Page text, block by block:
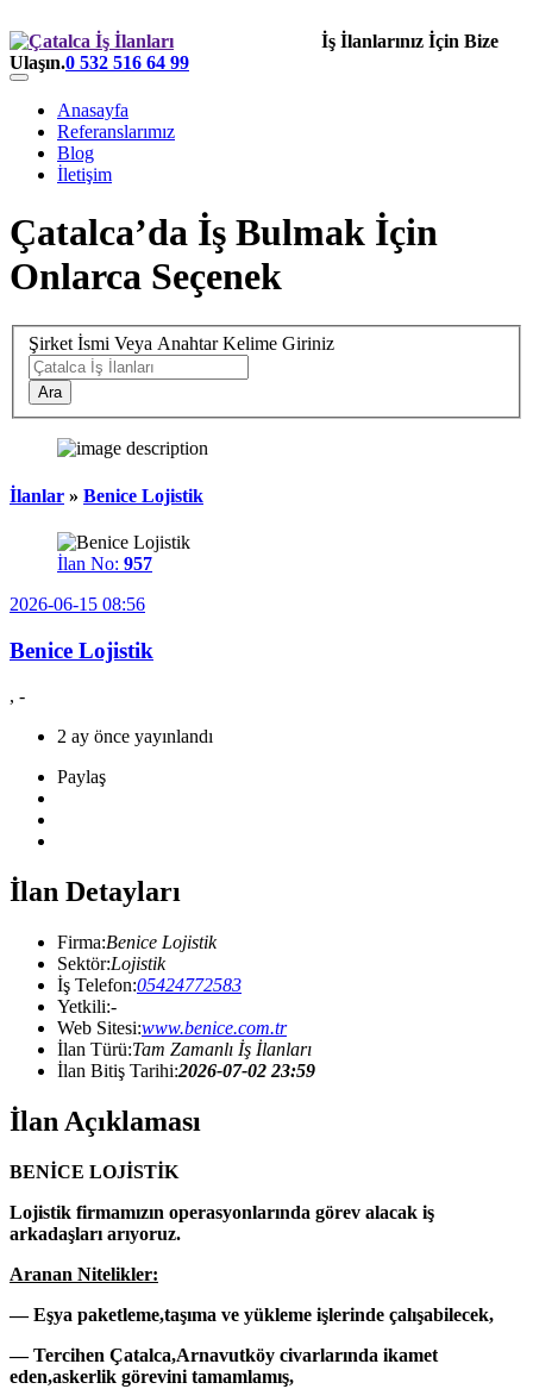
İş İlanlarınız İçin Bize
Ulaşın.0 532 516 64 99
Anasayfa
Referanslarımız
Blog
İletişim
Çatalca’da İş Bulmak İçin
Onlarca Seçenek
Şirket İsmi Veya Anahtar Kelime Giriniz
İlanlar » Benice Lojistik
İlan No: 957
2026-06-15 08:56
Benice Lojistik
, -
2 ay önce yayınlandı
Paylaş
İlan Detayları
Firma:Benice Lojistik
Sektör:Lojistik
İş Telefon:05424772583
Yetkili:-
Web Sitesi:www.benice.com.tr
İlan Türü:Tam Zamanlı İş İlanları
İlan Bitiş Tarihi:2026-07-02 23:59
İlan Açıklaması
BENİCE LOJİSTİK
Lojistik firmamızın operasyonlarında görev alacak iş
arkadaşları arıyoruz.
Aranan Nitelikler:
— Eşya paketleme,taşıma ve yükleme işlerinde çalışabilecek,
— Tercihen Çatalca,Arnavutköy civarlarında ikamet
eden,askerlik görevini tamamlamış,